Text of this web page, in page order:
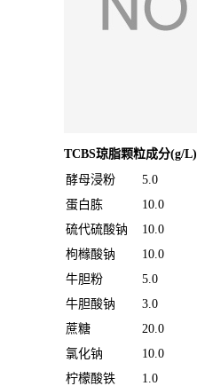
TCBS琼脂颗粒成分(g/L)
酵母浸粉
5.0
蛋白胨
10.0
硫代硫酸钠
10.0
枸橼酸钠
10.0
牛胆粉
5.0
牛胆酸钠
3.0
蔗糖
20.0
氯化钠
10.0
柠檬酸铁
1.0